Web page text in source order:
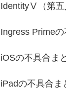
IdentityⅤ（第五
Ingress Prime
iOSの不具合ま
iPadの不具合ま